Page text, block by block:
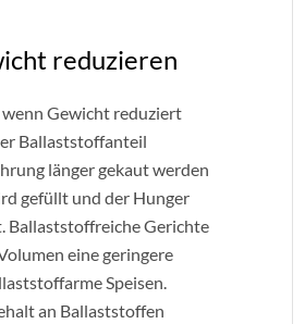
reduzieren
Gewicht reduziert
Ballaststoffanteil
länger gekaut werden
gefüllt und der Hunger
Ballaststoffreiche Gerichte
eine geringere
Speisen.
an Ballaststoffen